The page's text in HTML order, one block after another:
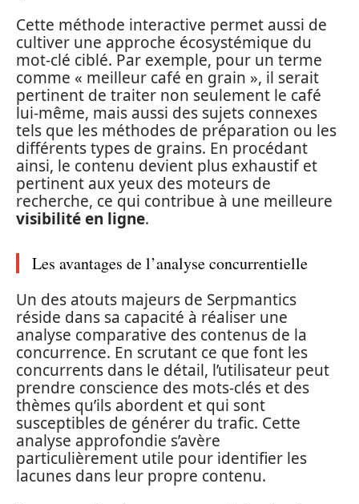
Cette méthode interactive permet aussi de
cultiver une approche écosystémique du
mot-clé ciblé. Par exemple, pour un terme
comme « meilleur café en grain », il serait
pertinent de traiter non seulement le café
lui-même, mais aussi des sujets connexes
tels que les méthodes de préparation ou les
différents types de grains. En procédant
ainsi, le contenu devient plus exhaustif et
pertinent aux yeux des moteurs de
recherche, ce qui contribue à une meilleure
visibilité en ligne.
Les avantages de l’analyse concurrentielle
Un des atouts majeurs de Serpmantics
réside dans sa capacité à réaliser une
analyse comparative des contenus de la
concurrence. En scrutant ce que font les
concurrents dans le détail, l’utilisateur peut
prendre conscience des mots-clés et des
thèmes qu’ils abordent et qui sont
susceptibles de générer du trafic. Cette
analyse approfondie s’avère
particulièrement utile pour identifier les
lacunes dans leur propre contenu.